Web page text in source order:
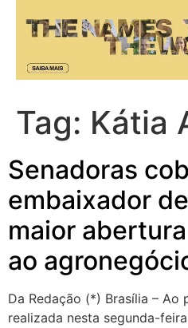
Tag: Kátia
Senadoras
embaixador
maior
ao
Da Redação (*) Brasília – Ao
realizada nesta segunda-